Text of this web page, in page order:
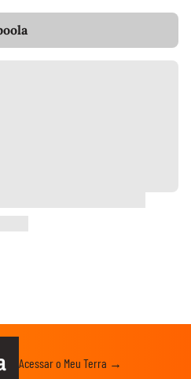
Acessar o Meu Terra →